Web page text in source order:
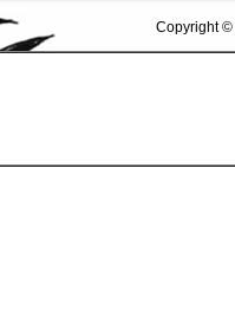
Copyright ©